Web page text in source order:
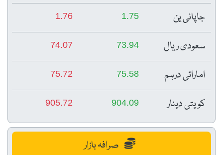
جاپانی ین 1.75
1.76
سعودی ریال 73.94
74.07
اماراتی درہم 75.58
75.72
کویتی دینار 904.09
905.72
صرافہ بازار